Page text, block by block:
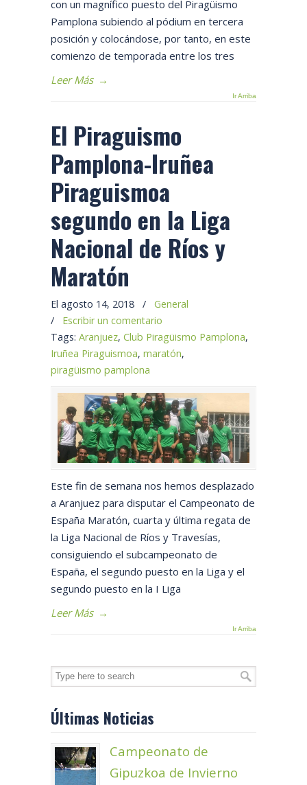
con un magnífico puesto del Piragüismo
Pamplona subiendo al pódium en tercera
posición y colocándose, por tanto, en este
comienzo de temporada entre los tres
Leer Más →
Ir Arriba
El Piraguismo
Pamplona-Iruñea
Piraguismoa
segundo en la Liga
Nacional de Ríos y
Maratón
El agosto 14, 2018 /
General
/ Escribir un comentario
Tags: Aranjuez, Club Piragüismo Pamplona,
Iruñea Piraguismoa, maratón,
piragüismo pamplona
Este fin de semana nos hemos desplazado
a Aranjuez para disputar el Campeonato de
España Maratón, cuarta y última regata de
la Liga Nacional de Ríos y Travesías,
consiguiendo el subcampeonato de
España, el segundo puesto en la Liga y el
segundo puesto en la I Liga
Leer Más →
Ir Arriba
Últimas Noticias
Campeonato de
Gipuzkoa de Invierno